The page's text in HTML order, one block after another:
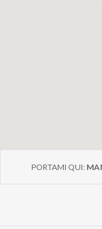
PORTAMI QUI: